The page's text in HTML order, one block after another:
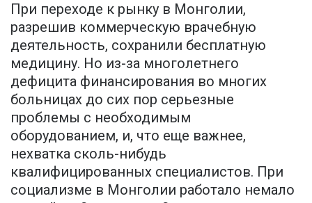
При переходе к рынку в Монголии,
разрешив коммерческую врачебную
деятельность, сохранили бесплатную
медицину. Но из-за многолетнего
дефицита финансирования во многих
больницах до сих пор серьезные
проблемы с необходимым
оборудованием, и, что еще важнее,
нехватка сколь-нибудь
квалифицированных специалистов. При
социализме в Монголии работало немало